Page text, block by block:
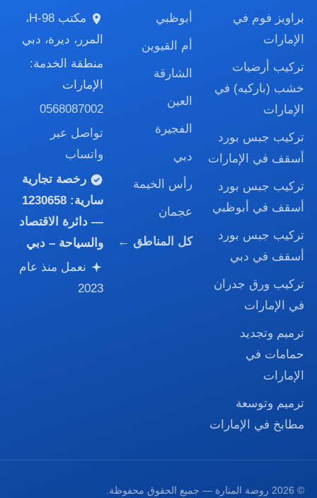
براويز فوم في
الإمارات
تركيب أرضيات
خشب (باركيه) في
الإمارات
تركيب جبس بورد
أسقف في الإمارات
تركيب جبس بورد
أسقف في أبوظبي
تركيب جبس بورد
أسقف في دبي
تركيب ورق جدران
في الإمارات
ترميم وتجديد
حمامات في
الإمارات
ترميم وتوسعة
مطابخ في الإمارات
أبوظبي
أم القيوين
الشارقة
العين
الفجيرة
دبي
رأس الخيمة
عجمان
كل المناطق ←
مكتب H-98،
المرر، ديرة، دبي
منطقة الخدمة:
الإمارات
0568087002
تواصل عبر
واتساب
رخصة تجارية
سارية:1230658
— دائرة الاقتصاد
والسياحة – دبي
نعمل منذ عام
2023
© 2026 روضة المنارة — جميع الحقوق محفوظة.